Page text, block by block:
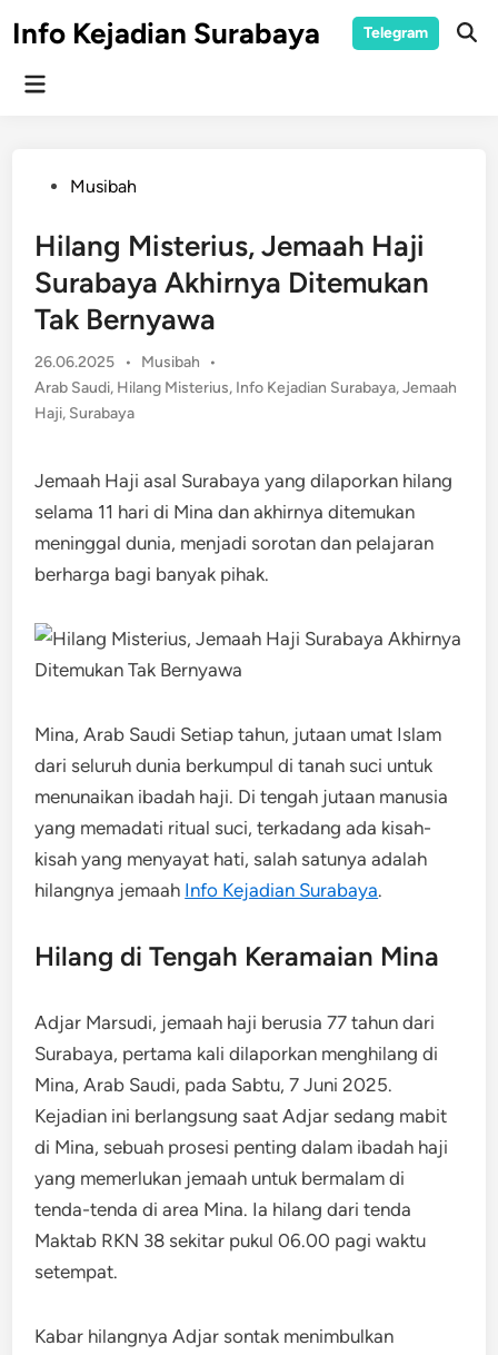
toInfo Kejadian Surabaya Telegram
Main
PostedMusibah
Hilang Misterius, Jemaah Haji
Surabaya Akhirnya Ditemukan
Tak Bernyawa
26.06.2025 •
Posted
in
Musibah
•
Arab Saudi, Hilang Misterius, Info Kejadian Surabaya,Jemaah
Haji, Surabaya
Jemaah Haji asal Surabaya yang dilaporkan hilang
selama 11 hari di Mina dan akhirnya ditemukan
meninggal dunia, menjadi sorotan dan pelajaran
berharga bagi banyak pihak.
Mina, Arab Saudi Setiap tahun, jutaan umat Islam
dari seluruh dunia berkumpul di tanah suci untuk
menunaikan ibadah haji. Di tengah jutaan manusia
yang memadati ritual suci, terkadang ada kisah-
kisah yang menyayat hati, salah satunya adalah
hilangnya jemaah Info Kejadian Surabaya.
Hilang di Tengah Keramaian Mina
Adjar Marsudi, jemaah haji berusia 77 tahun dari
Surabaya, pertama kali dilaporkan menghilang di
Mina, Arab Saudi, pada Sabtu, 7 Juni 2025.
Kejadian ini berlangsung saat Adjar sedang mabit
di Mina, sebuah prosesi penting dalam ibadah haji
yang memerlukan jemaah untuk bermalam di
tenda-tenda di area Mina. Ia hilang dari tenda
Maktab RKN 38 sekitar pukul 06.00 pagi waktu
setempat.
Kabar hilangnya Adjar sontak menimbulkan